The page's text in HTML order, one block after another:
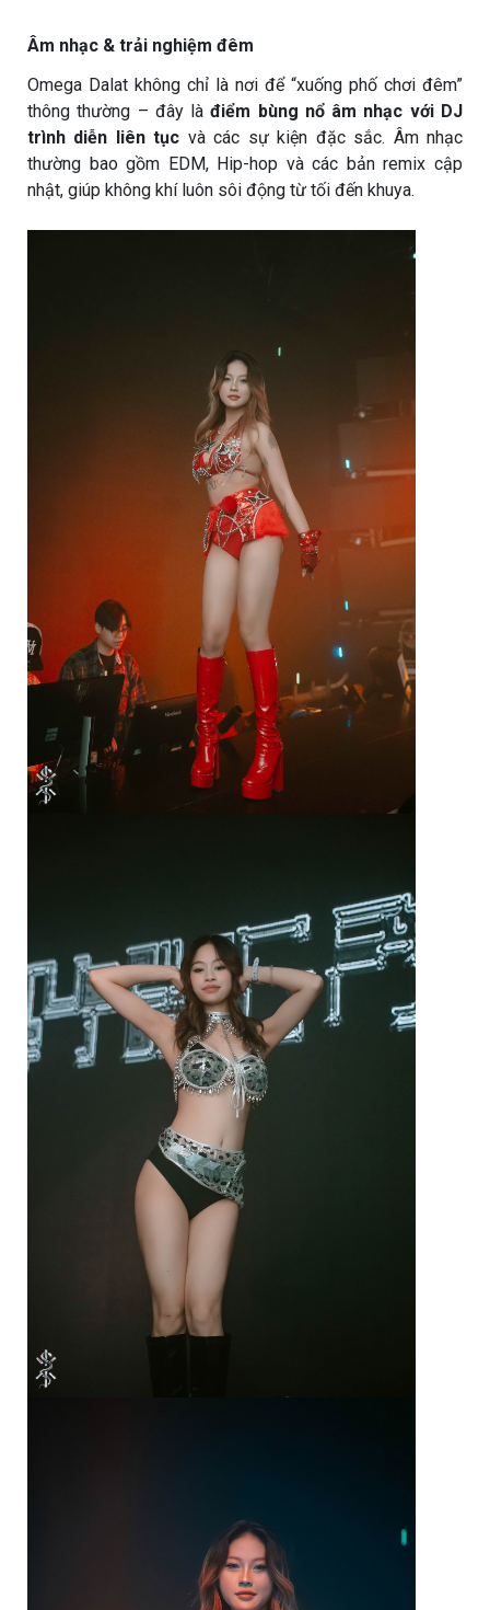
Âm nhạc & trải nghiệm đêm
Omega Dalat không chỉ là nơi để “xuống phố chơi đêm”
thông thường – đây làđiểm bùng nổ âm nhạc với DJ
trình diễn liên tục và các sự kiện đặc sắc. Âm nhạc
thường bao gồm EDM, Hip-hop và các bản remix cập
nhật, giúp không khí luôn sôi động từ tối đến khuya.